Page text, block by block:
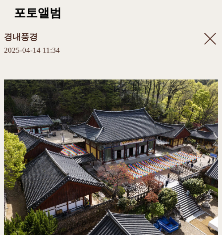
포토앨범
경내풍경
2025-04-14 11:34